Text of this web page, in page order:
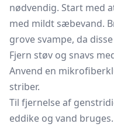
nødvendig. Start med
med mildt sæbevand.
grove svampe, da
Fjern støv og snavs
Anvend en
striber.
Til fjernelse af
eddike og vand